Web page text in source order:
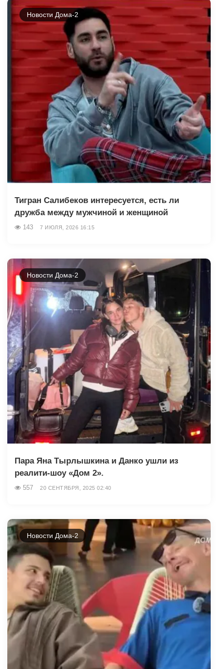
Новости Дома-2
Тигран Салибеков интересуется, есть ли
дружба между мужчиной и женщиной
143 7 ИЮЛЯ, 2026 16:15
Новости Дома-2
Пара Яна Тырлышкина и Данко ушли из
реалити-шоу «Дом 2».
557 20 СЕНТЯБРЯ, 2025 02:40
Новости Дома-2